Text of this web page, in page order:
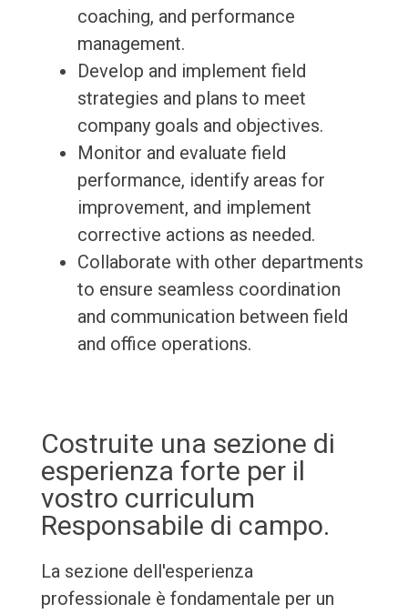
coaching, and performance
management.
Develop and implement field
strategies and plans to meet
company goals and objectives.
Monitor and evaluate field
performance, identify areas for
improvement, and implement
corrective actions as needed.
Collaborate with other departments
to ensure seamless coordination
and communication between field
and office operations.
Costruite una sezione di
esperienza forte per il
vostro curriculum
Responsabile di campo.
La sezione dell'esperienza
professionale è fondamentale per un